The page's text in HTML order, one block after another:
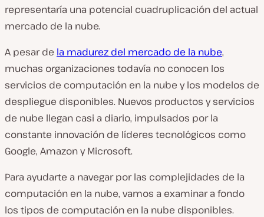
representaría una potencial cuadruplicación del actual
mercado de la nube.
A pesar de la madurez del mercado de la nube,
muchas organizaciones todavía no conocen los
servicios de computación en la nube y los modelos de
despliegue disponibles. Nuevos productos y servicios
de nube llegan casi a diario, impulsados por la
constante innovación de líderes tecnológicos como
Google, Amazon y Microsoft.
Para ayudarte a navegar por las complejidades de la
computación en la nube, vamos a examinar a fondo
los tipos de computación en la nube disponibles.